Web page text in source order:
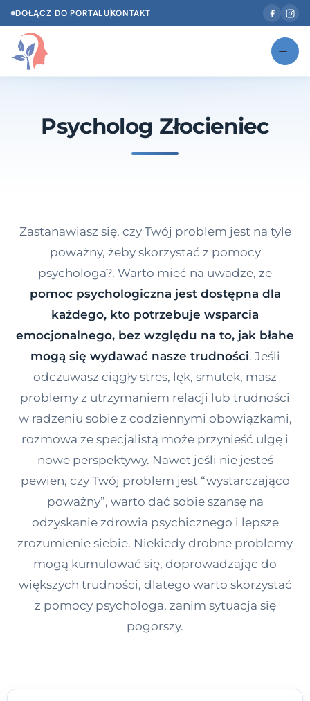
DOŁĄCZ DO PORTALUKONTAKT
GabinetyNOWOŚĆ
Dawka wiedzy
Dla specjalistów
Kontakt
Dołącz do portalu
Psycholog Złocieniec
Zastanawiasz się, czy Twój problem jest na tyle
poważny, żeby skorzystać z pomocy
psychologa?. Warto mieć na uwadze, że
pomoc psychologiczna jest dostępna dla
każdego, kto potrzebuje wsparcia
emocjonalnego, bez względu na to, jak błahe
mogą się wydawać nasze trudności. Jeśli
odczuwasz ciągły stres, lęk, smutek, masz
problemy z utrzymaniem relacji lub trudności
w radzeniu sobie z codziennymi obowiązkami,
rozmowa ze specjalistą może przynieść ulgę i
nowe perspektywy. Nawet jeśli nie jesteś
pewien, czy Twój problem jest “wystarczająco
poważny”, warto dać sobie szansę na
odzyskanie zdrowia psychicznego i lepsze
zrozumienie siebie. Niekiedy drobne problemy
mogą kumulować się, doprowadzając do
większych trudności, dlatego warto skorzystać
z pomocy psychologa, zanim sytuacja się
pogorszy.